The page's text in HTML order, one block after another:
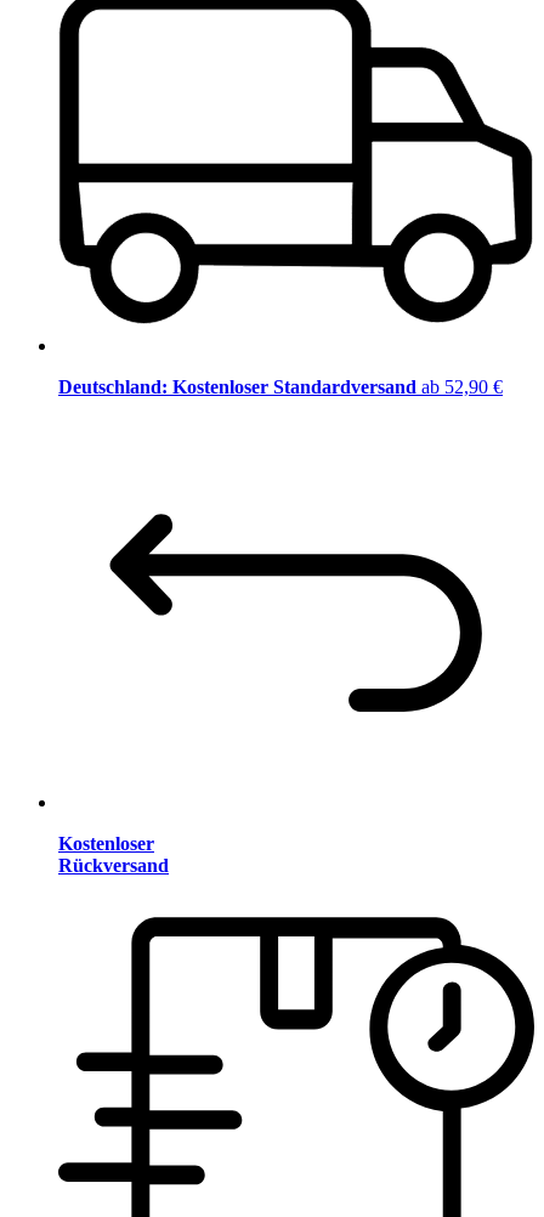
Deutschland: Kostenloser Standardversand ab 52,90 €
Kostenloser
Rückversand